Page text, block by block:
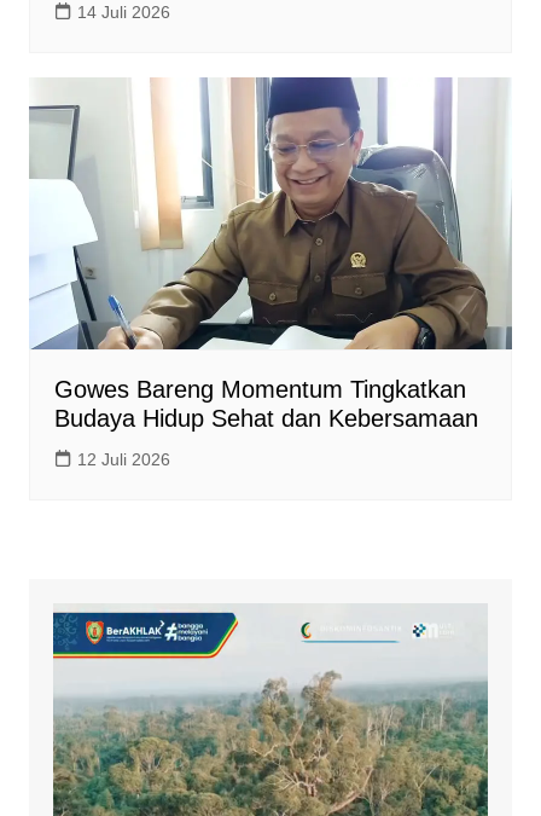
14 Juli 2026
Gowes Bareng Momentum Tingkatkan
Budaya Hidup Sehat dan Kebersamaan
12 Juli 2026